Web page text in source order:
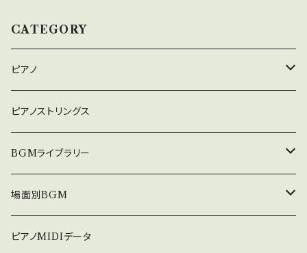
CATEGORY
ピアノ
癒しのピアノ
中北利男 夢シリーズ
５０８曲シリーズ
３６０曲シリーズ
ピアノストリングス
BGMライブラリー
オルゴール
場面別BGM
悲しい
ピアノMIDIデータ